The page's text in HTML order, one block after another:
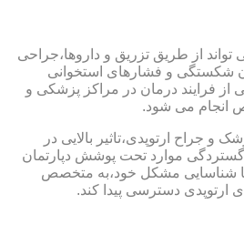
از طریق تزریق و داروها،جراحی
شکستگی و فشارهای استخوانی
فرایند درمان در مراکز پزشکی و
می شود.
و جراح ارتوپدی،تاثیر بالایی در
گستردگی موارد تحت پوشش دپارتمان
با شناسایی مشکل خود،به متخصص
دسترسی پیدا کند.